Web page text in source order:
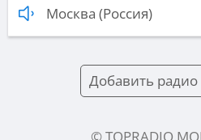
Москва (Россия)
Добавить радио
©